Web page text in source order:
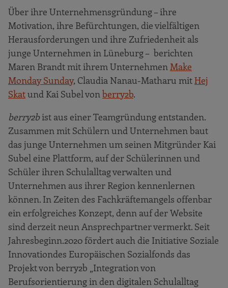
Über ihre Unternehmensgründung – ihre
Motivation, ihre Befürchtungen, die vielfältigen
Herausforderungen und ihre Zufriedenheit als
junge Unternehmen in Lüneburg – berichten
Maren Brandt mit ihrem Unternehmen Make
Monday Sunday, Claudia Nanau-Matharu mitHej
Skatund Kai Subel von berry2b.
berry2bist aus einer Teamgründung entstanden.
Zusammen mit Schülern und Unternehmen baut
das junge Unternehmen um seinen Mitgründer Kai
Subel eine Plattform, auf der Schülerinnen und
Schüler ihren Schulalltag verwalten und
Unternehmen aus ihrer Region kennenlernen
können. In Zeiten des Fachkräftemangels offenbar
ein erfolgreiches Konzept, denn auf der Website
sind derzeit neun Ansprechpartner vermerkt. Seit
Jahresbeginn.2020 fördert auch die Initiative Soziale
Innovationdes Europäischen Sozialfonds das
Projekt von berry2b „Integration von
Berufsorientierung in den digitalen Schulalltag